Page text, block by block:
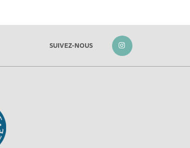
SUIVEZ-NOUS